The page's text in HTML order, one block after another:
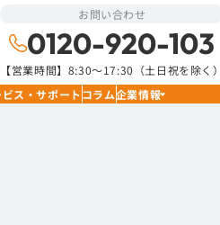
お問い合わせ
0120-920-103
【営業時間】8:30〜17:30（土日祝を除く）
ス・サポートコラム企業情報